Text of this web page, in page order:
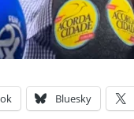
Bluesky